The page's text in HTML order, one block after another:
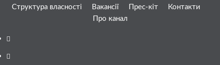
Структура власності
Вакансії Прес-кіт
Контакти
Про канал
Facebook
YouTube